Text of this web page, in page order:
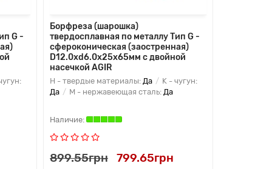
G -
Борфреза (шарошка)
твердосплавная по металлу Тип G -
сфероконическая (заостренная)
D12.0xd6.0x25x65мм c двойной
насечкой AGIR
H - твердые материалы: Да
K - чугун:
Да
M - нержавеющая сталь: Да
899.55грн 799.65грн